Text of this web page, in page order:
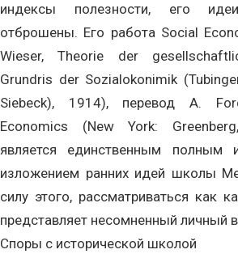
индексы полезности, его
отброшены. Его работа Social
Wieser, Theorie der
Grundris der Sozialokonimik
Siebeck), 1914), перевод A.
Economics (New York:
является единственным полным
изложением ранних идей школы
силу этого, рассматриваться как
представляет несомненный личный
Споры с исторической школой